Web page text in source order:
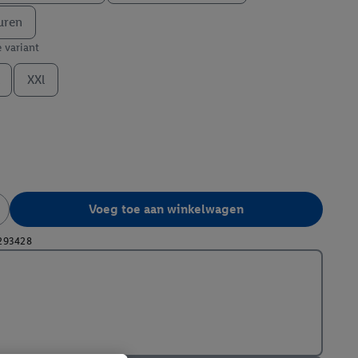
variant
XXl
Voeg toe aan winkelwagen